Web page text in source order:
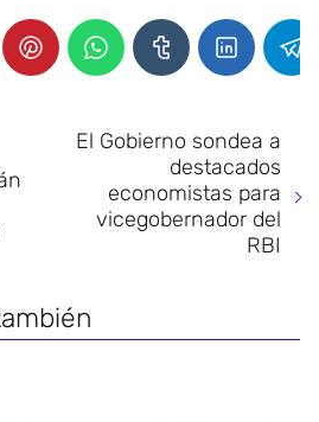
El Gobierno sondea a
destacados
economistas para
vicegobernador del
RBI